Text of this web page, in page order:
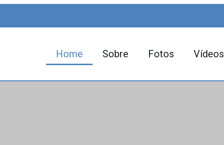
Home Sobre Fotos Vídeos